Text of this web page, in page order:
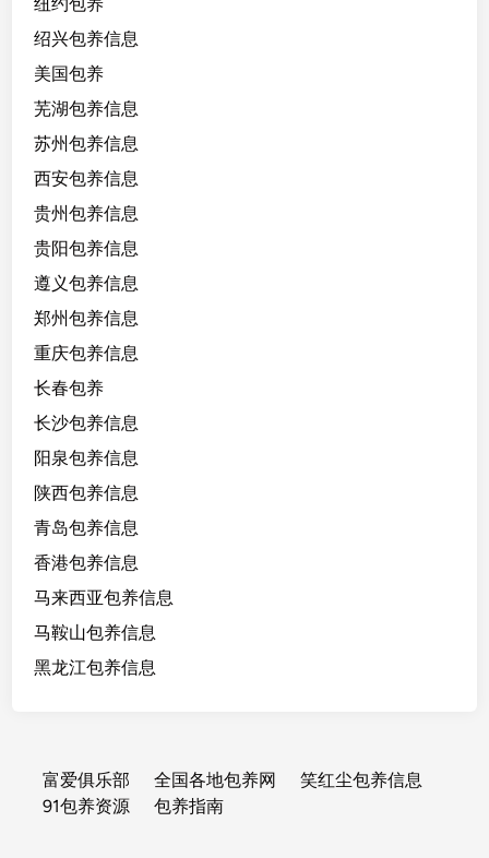
绍兴包养信息
美国包养
芜湖包养信息
苏州包养信息
西安包养信息
贵州包养信息
贵阳包养信息
遵义包养信息
郑州包养信息
重庆包养信息
长春包养
长沙包养信息
阳泉包养信息
陕西包养信息
青岛包养信息
香港包养信息
马来西亚包养信息
马鞍山包养信息
黑龙江包养信息
富爱俱乐部 全国各地包养网
笑红尘包养信息
91包养资源
包养指南